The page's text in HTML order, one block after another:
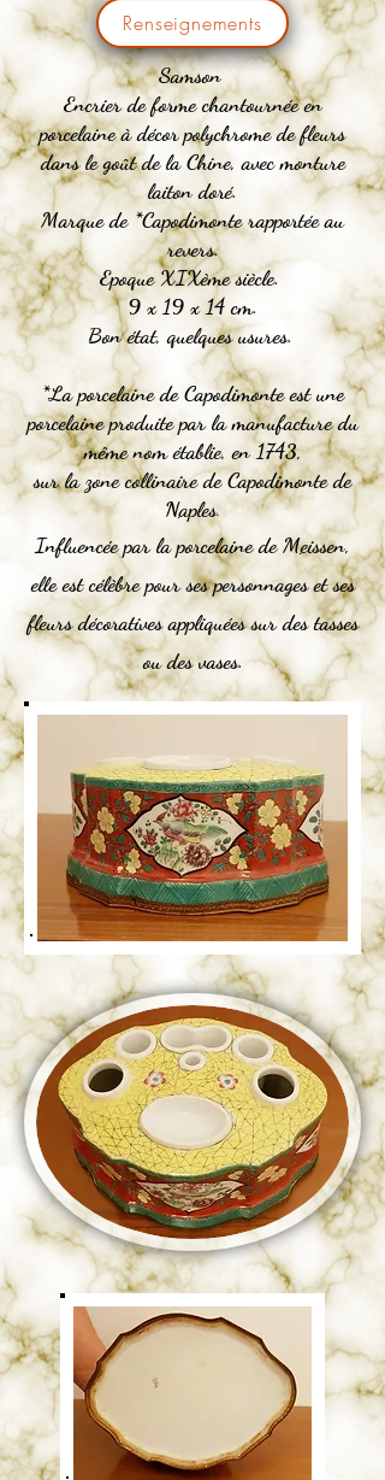
Renseignements
Samson
Encrier de forme chantournée en
porcelaine à décor polychrome de fleurs
dans le goût de la Chine, avec monture
laiton doré.
Marque de *Capodimonte rapportée au
revers.
Epoque XIXème siècle.
9 x 19 x 14 cm.
Bon état, quelques usures.
*La porcelaine de Capodimonte est une
porcelaine produite par la manufacture du
même nom établie, en1743,
sur la zone collinaire deCapodimonte de
Naples.
Influencée par laporcelaine deMeissen,
elle est célèbre pour ses personnages et ses
fleurs décoratives appliquées sur des tasses
ou des vases.